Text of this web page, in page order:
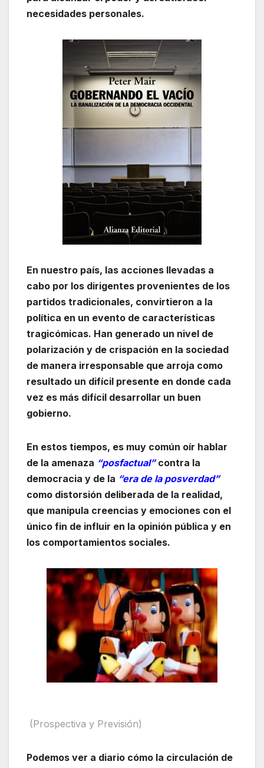
necesidades personales.
En nuestro país, las acciones llevadas a
cabo por los dirigentes provenientes de los
partidos tradicionales, convirtieron a la
política en un evento de características
tragicómicas. Han generado un nivel de
polarización y de crispación en la sociedad
de manera irresponsable que arroja como
resultado un difícil presente en donde cada
vez es más difícil desarrollar un buen
gobierno.
En estos tiempos, es muy común oír hablar
de la amenaza “posfactual” contra la
democracia y de la “era de la posverdad”
como distorsión deliberada de la realidad,
que manipula creencias y emociones con el
único fin de influir en la opinión pública y en
los comportamientos sociales.
(Prospectiva y Previsión)
Podemos ver a diario cómo la circulación de